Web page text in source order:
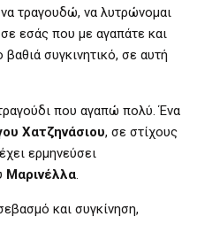
τραγουδώ, να λυτρώνομαι
εσάς που με αγαπάτε και
συγκινητικό, σε αυτή
που αγαπώ πολύ. Ένα
Χατζηνάσιου, σε στίχους
ερμηνεύσει
Μαρινέλλα.
και συγκίνηση,